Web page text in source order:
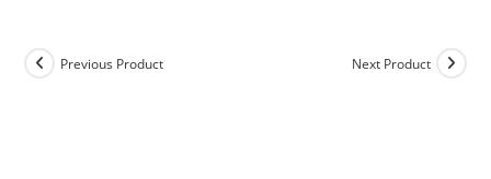
Previous Product Next Product